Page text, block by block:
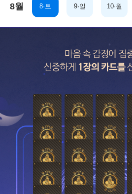
8월
7·금 8·토 9·일 10·월